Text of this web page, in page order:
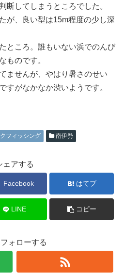
断してしまうところでした。
が、良い型は15m程度の少し深
ところ。誰もいない浜でのんび
ものです。
ませんが、やはり暑さのせい
すがなかなか渋いようです。
フィッシング 南伊勢
ェアする
Facebook はてブ
LINE コピー
ォローする